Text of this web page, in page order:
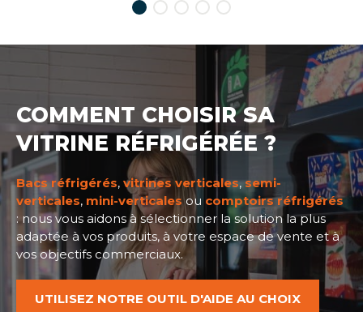
COMMENT CHOISIR SA
VITRINE RÉFRIGÉRÉE ?
Bacs réfrigérés, vitrines verticales,semi-
verticales, mini-verticalesou comptoirs réfrigérés
: nous vous aidons à sélectionner la solution la plus
adaptée à vos produits, à votre espace de vente et à
vos objectifs commerciaux.
UTILISEZ NOTRE OUTIL D'AIDE AU CHOIX